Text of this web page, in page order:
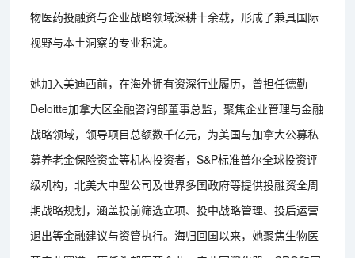
物医药投融资与企业战略领域深耕十余载，形成了兼具国际
视野与本土洞察的专业积淀。
她加入美迪西前，在海外拥有资深行业履历，曾担任德勤
Deloitte加拿大区金融咨询部董事总监，聚焦企业管理与金融
战略领域，领导项目总额数千亿元，为美国与加拿大公募私
募养老金保险资金等机构投资者，S&P标准普尔全球投资评
级机构，北美大中型公司及世界多国政府等提供投融资全周
期战略规划，涵盖投前筛选立项、投中战略管理、投后运营
退出等金融建议与资管执行。海归回国以来，她聚焦生物医